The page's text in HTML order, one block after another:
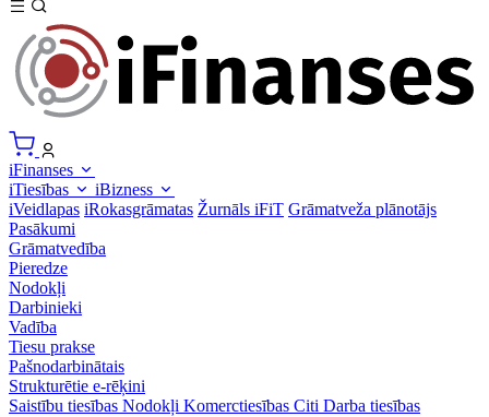
iFinanses
iTiesības
iBizness
iVeidlapas iRokasgrāmatas Žurnāls iFiT Grāmatveža plānotājs
Pasākumi
Grāmatvedība
Pieredze
Nodokļi
Darbinieki
Vadība
Tiesu prakse
Pašnodarbinātais
Strukturētie e-rēķini
Saistību tiesības Nodokļi Komerctiesības Citi Darba tiesības